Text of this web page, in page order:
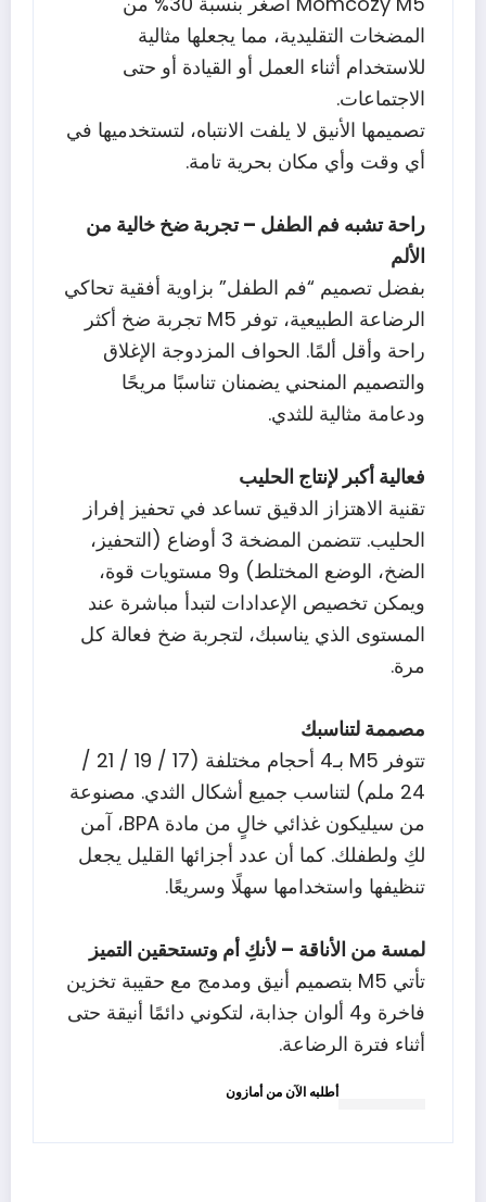
المضخات التقليدية، مما يجعلها مثالية
للاستخدام أثناء العمل أو القيادة أو حتى
الاجتماعات.
تصميمها الأنيق لا يلفت الانتباه، لتستخدميها في
أي وقت وأي مكان بحرية تامة.
راحة تشبه فم الطفل – تجربة ضخ خالية من
الألم
بفضل تصميم “فم الطفل” بزاوية أفقية تحاكي
الرضاعة الطبيعية، توفر M5 تجربة ضخ أكثر
راحة وأقل ألمًا. الحواف المزدوجة الإغلاق
والتصميم المنحني يضمنان تناسبًا مريحًا
ودعامة مثالية للثدي.
فعالية أكبر لإنتاج الحليب
تقنية الاهتزاز الدقيق تساعد في تحفيز إفراز
الحليب. تتضمن المضخة 3 أوضاع (التحفيز،
الضخ، الوضع المختلط) و9 مستويات قوة،
ويمكن تخصيص الإعدادات لتبدأ مباشرة عند
المستوى الذي يناسبك، لتجربة ضخ فعالة كل
مرة.
مصممة لتناسبك
تتوفر M5 بـ4 أحجام مختلفة (17 / 19 / 21 /
24 ملم) لتناسب جميع أشكال الثدي. مصنوعة
من سيليكون غذائي خالٍ من مادة BPA، آمن
لكِ ولطفلك. كما أن عدد أجزائها القليل يجعل
تنظيفها واستخدامها سهلًا وسريعًا.
لمسة من الأناقة – لأنكِ أم وتستحقين التميز
تأتي M5 بتصميم أنيق ومدمج مع حقيبة تخزين
فاخرة و4 ألوان جذابة، لتكوني دائمًا أنيقة حتى
أثناء فترة الرضاعة.
أطلبه الآن من أمازون